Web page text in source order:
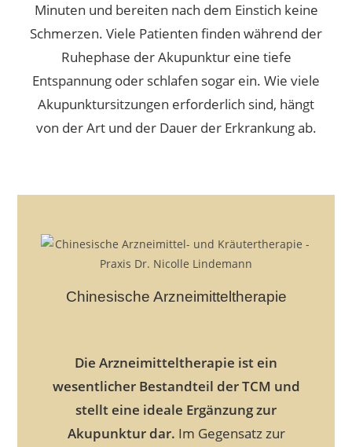
Minuten und bereiten nach dem Einstich keine
Schmerzen. Viele Patienten finden während der
Ruhephase der Akupunktur eine tiefe
Entspannung oder schlafen sogar ein. Wie viele
Akupunktursitzungen erforderlich sind, hängt
von der Art und der Dauer der Erkrankung ab.
Chinesische Arzneimitteltherapie
Die Arzneimitteltherapie ist ein
wesentlicher Bestandteil der TCM und
stellt eine ideale Ergänzung zur
Akupunktur dar. Im Gegensatz zur